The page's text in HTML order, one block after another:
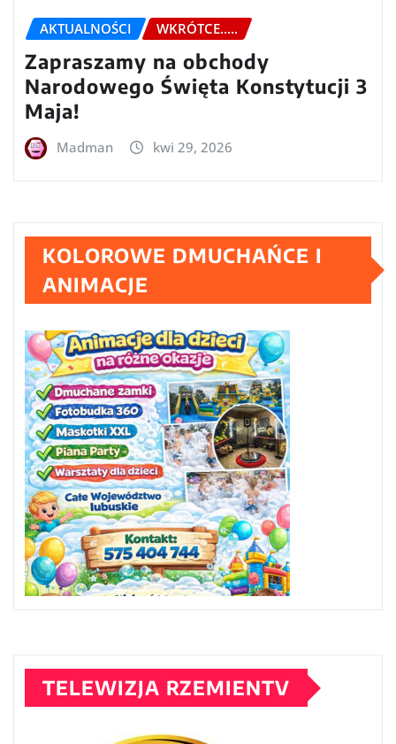
AKTUALNOŚCI WKRÓTCE.....
Zapraszamy na obchody
Narodowego Święta Konstytucji 3
Maja!
Madman kwi 29, 2026
KOLOROWE DMUCHAŃCE I
ANIMACJE
TELEWIZJA RZEMIENTV